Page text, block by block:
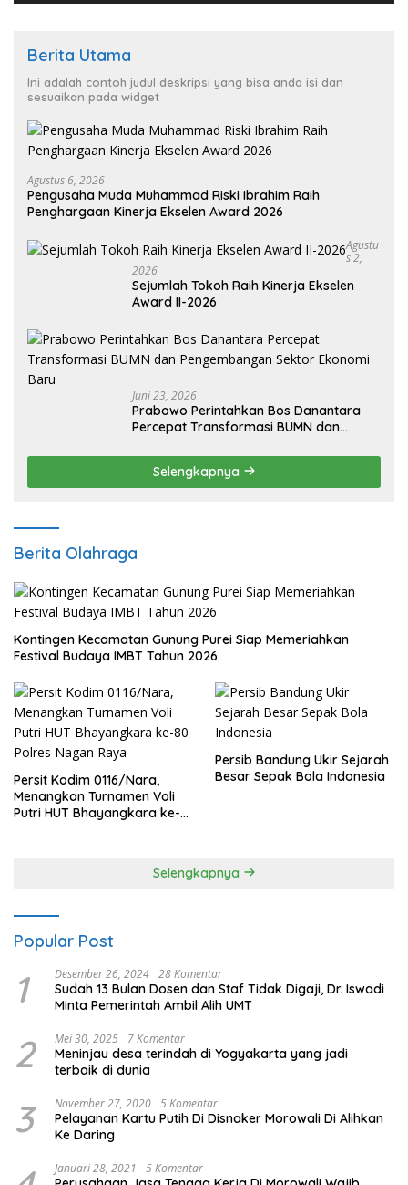
Berita Utama
Ini adalah contoh judul deskripsi yang bisa anda isi dan
sesuaikan pada widget
Agustus 6, 2026
Pengusaha Muda Muhammad Riski Ibrahim Raih
Penghargaan Kinerja Ekselen Award 2026
Agustu
S 2,
2026
Sejumlah Tokoh Raih Kinerja Ekselen
Award II-2026
Juni 23, 2026
Prabowo Perintahkan Bos Danantara
Percepat Transformasi BUMN dan
Selengkapnya
Berita Olahraga
Kontingen Kecamatan Gunung Purei Siap Memeriahkan
Festival Budaya IMBT Tahun 2026
Persit Kodim 0116/Nara,
Menangkan Turnamen Voli
Putri HUT Bhayangkara ke-
Persib Bandung Ukir Sejarah
Besar Sepak Bola Indonesia
Selengkapnya
Popular Post
1 Desember 26, 2024 28 Komentar
Sudah 13 Bulan Dosen dan Staf Tidak Digaji, Dr. Iswadi
Minta Pemerintah Ambil Alih UMT
2 Mei 30, 2025 7 Komentar
Meninjau desa terindah di Yogyakarta yang jadi
terbaik di dunia
3 November 27, 2020 5 Komentar
Pelayanan Kartu Putih Di Disnaker Morowali Di Alihkan
Ke Daring
Januari 28, 2021 5 Komentar